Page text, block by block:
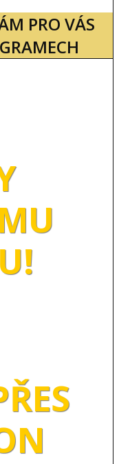
PRO VÁS